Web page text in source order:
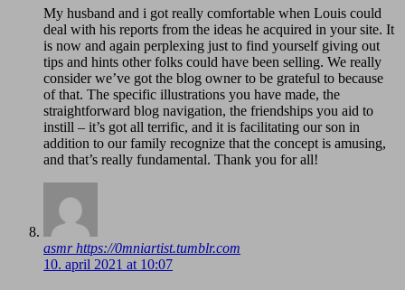
My husband and i got really comfortable when Louis could
deal with his reports from the ideas he acquired in your site. It
is now and again perplexing just to find yourself giving out
tips and hints other folks could have been selling. We really
consider we’ve got the blog owner to be grateful to because
of that. The specific illustrations you have made, the
straightforward blog navigation, the friendships you aid to
instill – it’s got all terrific, and it is facilitating our son in
addition to our family recognize that the concept is amusing,
and that’s really fundamental. Thank you for all!
asmr https://0mniartist.tumblr.com
10. april 2021 at 10:07